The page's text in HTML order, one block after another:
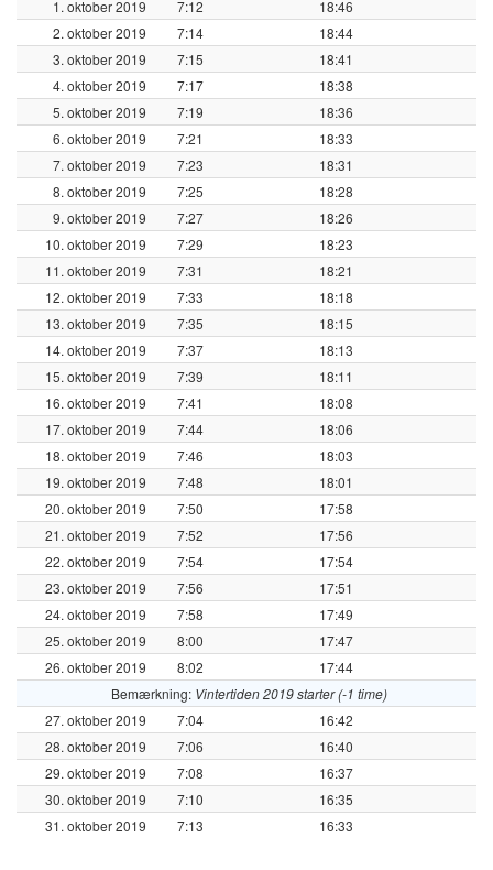
1. oktober 2019 7:12
18:46
2. oktober 2019
7:14
18:44
3. oktober 2019
7:15
18:41
4. oktober 2019
7:17
18:38
5. oktober 2019
7:19
18:36
6. oktober 2019
7:21
18:33
7. oktober 2019
7:23
18:31
8. oktober 2019
7:25
18:28
9. oktober 2019
7:27
18:26
10. oktober 2019
7:29
18:23
11. oktober 2019
7:31
18:21
12. oktober 2019
7:33
18:18
13. oktober 2019
7:35
18:15
14. oktober 2019
7:37
18:13
15. oktober 2019
7:39
18:11
16. oktober 2019
7:41
18:08
17. oktober 2019
7:44
18:06
18. oktober 2019
7:46
18:03
19. oktober 2019
7:48
18:01
20. oktober 2019
7:50
17:58
21. oktober 2019
7:52
17:56
22. oktober 2019
7:54
17:54
23. oktober 2019
7:56
17:51
24. oktober 2019
7:58
17:49
25. oktober 2019
8:00
17:47
26. oktober 2019
8:02
17:44
Bemærkning: Vintertiden 2019 starter (-1 time)
27. oktober 2019
7:04
16:42
28. oktober 2019
7:06
16:40
29. oktober 2019
7:08
16:37
30. oktober 2019
7:10
16:35
31. oktober 2019
7:13 16:33